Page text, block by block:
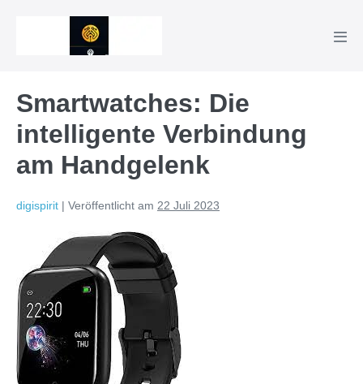
Smartwatches: Die
intelligente Verbindung
am Handgelenk
digispirit | Veröffentlicht am 22 Juli 2023